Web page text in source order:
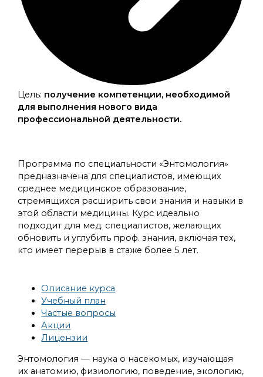
Цель: получение компетенции, необходимой
для выполнения нового вида
профессиональной деятельности.
Программа по специальности «Энтомология»
предназначена для специалистов, имеющих
среднее медицинское образование,
стремящихся расширить свои знания и навыки в
этой области медицины. Курс идеально
подходит для мед. специалистов, желающих
обновить и углубить проф. знания, включая тех,
кто имеет перерыв в стаже более 5 лет.
Описание курса
Учебный план
Частые вопросы
Акции
Лицензии
Энтомология — наука о насекомых, изучающая
их анатомию, физиологию, поведение, экологию,